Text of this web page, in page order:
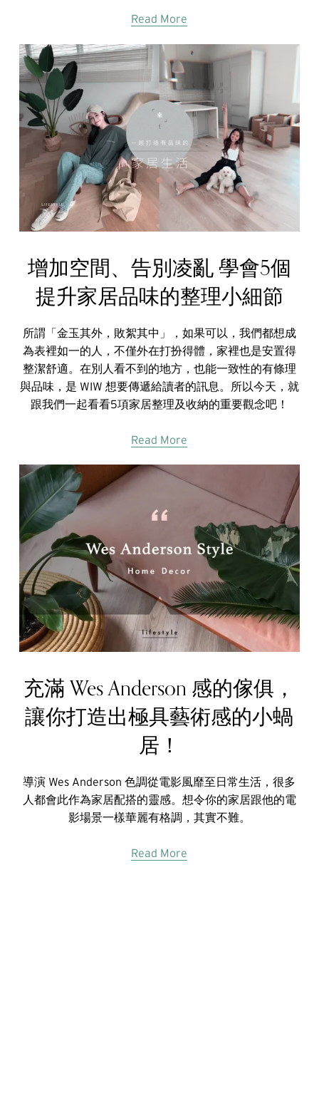
Read More
增加空間、告別凌亂 學會5個
提升家居品味的整理小細節
所謂「金玉其外，敗絮其中」，如果可以，我們都想成
為表裡如一的人，不僅外在打扮得體，家裡也是安置得
整潔舒適。在別人看不到的地方，也能一致性的有條理
與品味，是 WIW 想要傳遞給讀者的訊息。所以今天，就
跟我們一起看看5項家居整理及收納的重要觀念吧！
Read More
充滿 Wes Anderson 感的傢俱，
讓你打造出極具藝術感的小蝸
居！
導演 Wes Anderson 色調從電影風靡至日常生活，很多
人都會此作為家居配搭的靈感。想令你的家居跟他的電
影場景一樣華麗有格調，其實不難。
Read More